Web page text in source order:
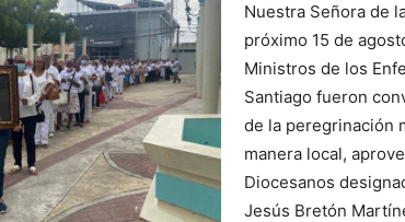
Nuestra Señora de
próximo 15 de
Ministros de los
Santiago fueron
de la peregrinación
manera local,
Diocesanos
Jesús Bretón